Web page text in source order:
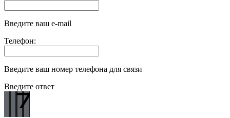
Введите ваш e-mail
Телефон:
Введите ваш номер телефона для связи
Введите ответ